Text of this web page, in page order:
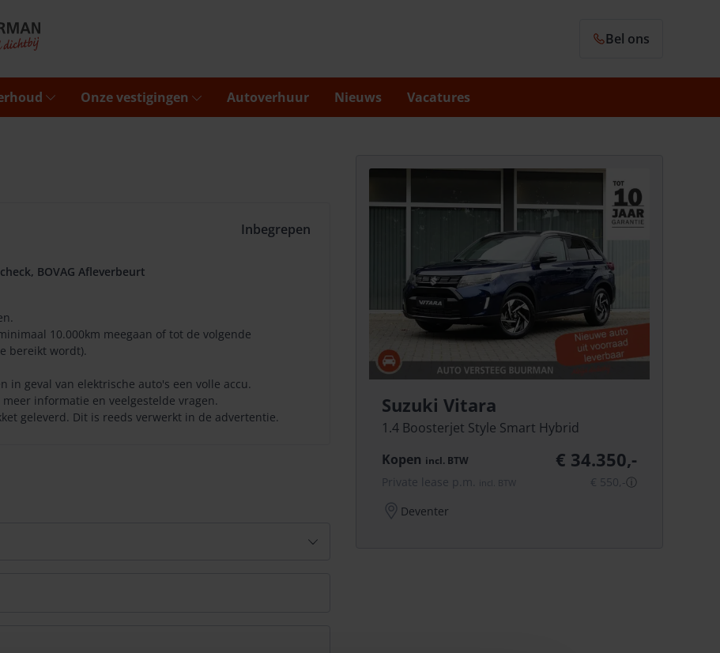
Bel ons
Onze vestigingen Autoverhuur Nieuws Vacatures
Inbegrepen
BOVAG Afleverbeurt
10.000km meegaan of tot de volgende
bereikt wordt).
in geval van elektrische auto's een volle accu.
meer informatie en veelgestelde vragen.
geleverd. Dit is reeds verwerkt in de advertentie.
Suzuki Vitara
1.4 Boosterjet Style Smart Hybrid
Kopen incl.BTW € 34.350,-
Private lease p.m. incl. BTW € 550,-ⓘ
Deventer